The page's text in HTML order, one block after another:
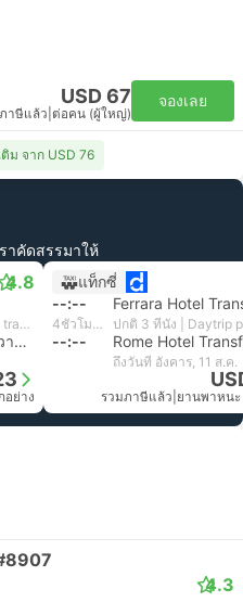
USD 67
าษีแล้ว ต่อคน (ผู้ใหญ่)
จองเลย
ม จาก USD 76
าคัดสรรมาให้
4.8
ปกติ 3 ที่นั่ง | Daytrip private transfer with English speaking driver
จุดเปลี่ยนเส้นทางนครรัฐวาติกัน
อย่าง
แท็กซี่
--:--
Ferrara Hotel
4ชั่วโมง 35นาที
--:-- Rome Hotel
ถึงวันที่ อังคาร, 11 ส.ค.
รวมภาษีแล้ว ยานพาหนะ
4.3